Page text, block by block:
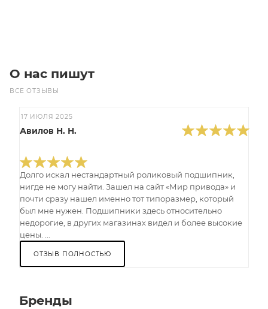
О нас пишут
ВСЕ ОТЗЫВЫ
17 ИЮЛЯ 2025
Авилов Н. Н.
Долго искал нестандартный роликовый подшипник,
нигде не могу найти. Зашел на сайт «Мир привода» и
почти сразу нашел именно тот типоразмер, который
был мне нужен. Подшипники здесь относительно
недорогие, в других магазинах видел и более высокие
цены. ...
ОТЗЫВ ПОЛНОСТЬЮ
Бренды